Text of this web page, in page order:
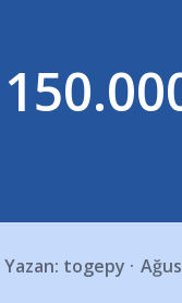
Yazan: togepy